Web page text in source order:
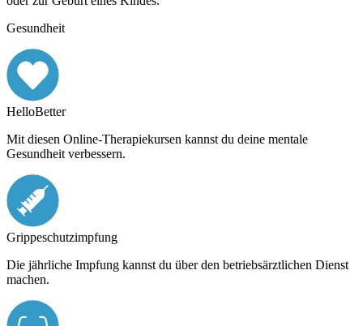
Gesundheit
HelloBetter
Mit diesen Online-Therapiekursen kannst du deine mentale
Gesundheit verbessern.
Grippeschutzimpfung
Die jährliche Impfung kannst du über den betriebsärztlichen Dienst
machen.